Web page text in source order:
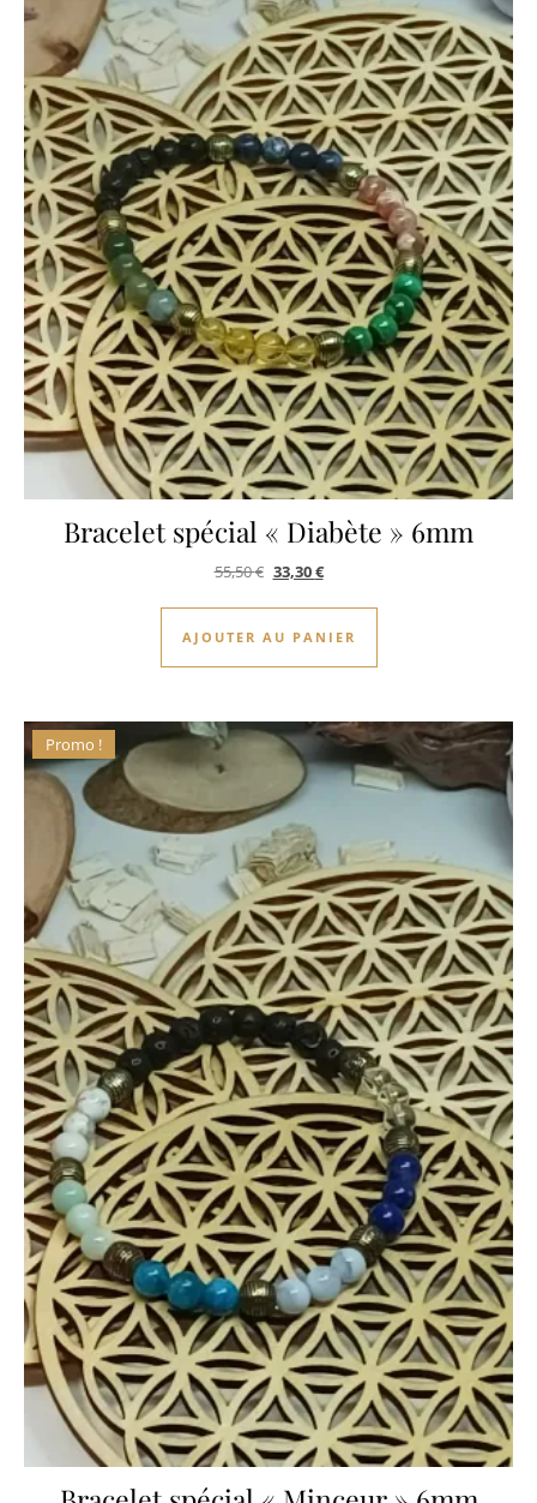
Bracelet spécial « Diabète » 6mm
55,50€ Le prix initial était : 55,50 €.
33,30€Le prix actuel est : 33,30 €.
AJOUTER AU PANIER
Promo !